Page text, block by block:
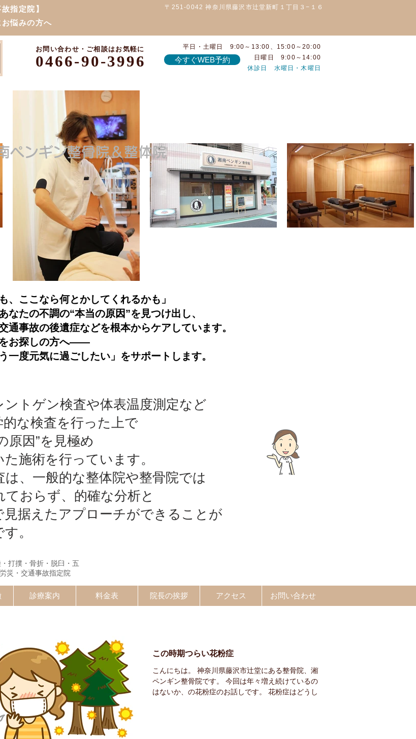
指定院】
悩みの方へ
〒251-0042 神奈川県藤沢市辻堂新町１丁目３−１６
0466-90-3996
お問い合わせ・ご相談はお気軽に
平日・土曜日 9:00～13:00、15:00～20:00
日曜日 9:00～14:00
休診日 水曜日・木曜日
今すぐWEB予約
ペンギン整骨院＆整体院
、ここなら何とかしてくれるかも」
たの不調の“本当の原因”を見つけ出し、
通事故の後遺症などを根本からケアしています。
をお探しの方へ――
度元気に過ごしたい」をサポートします。
ントゲン検査や体表温度測定など
な検査を行った上で
原因”を見極め
施術を行っています。
は、一般的な整体院や整骨院では
ておらず、的確な分析と
見据えたアプローチができることが
。
打撲・骨折・脱臼・五
災・交通事故指定院
診療案内 料金表 院長の挨拶 アクセス お問い合わせ
この時期つらい花粉症
こんにちは。 神奈川県藤沢市辻堂にある整骨院、湘南
ペンギン整骨院です。 今回は年々増え続けているので
はないか、の花粉症のお話しです。 花粉症はどうして